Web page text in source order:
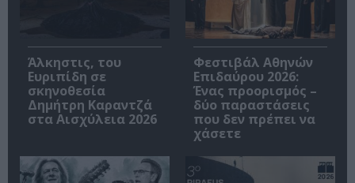
Άλκηστις, του
Ευριπίδη σε
σκηνοθεσία
Δημήτρη Καραντζά
στα Αισχύλεια 2026
Φεστιβάλ Αθηνών
Επιδαύρου 2026:
Ένας προορισμός –
δύο παραστάσεις
που δεν πρέπει να
χάσετε